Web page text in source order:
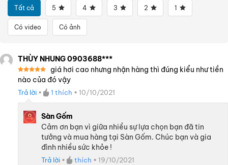
Tất cả 5 4 3 2 1
Có video Có ảnh
THÙY NHUNG 0903688***
Được xếp
hạng 55
sao
giá hơi cao nhưng nhận hàng thì đúng kiểu như tiền
nào của đó vậy
Trả lời • 1 thích • 10/10/2021
Sàn Gốm
Cảm ơn bạn vì giữa nhiều sự lựa chọn bạn đã tin
tưởng và mua hàng tại Sàn Gốm. Chúc bạn và gia
đình nhiều sức khỏe !
Trả lời • thích • 19/10/2021